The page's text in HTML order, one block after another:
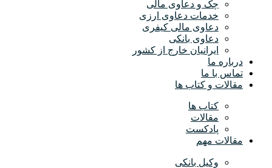
چک و دعاوی مالی
خدمات دعاوی ارزی
دعاوی مالی کیفری
دعاوی بانکی
ایرانیان خارج از کشور
درباره ما
تماس با ما
مقالات و کتاب ها
کتاب ها
مقالات
پادکست
مقالات مهم
وکیل بانکی